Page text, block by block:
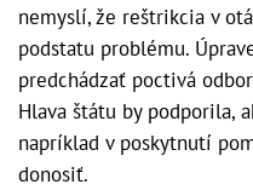
nemyslí, že reštrikcia v
podstatu problému.
predchádzať poctivá
Hlava štátu by podporila,
napríklad v poskytnutí
donosiť.